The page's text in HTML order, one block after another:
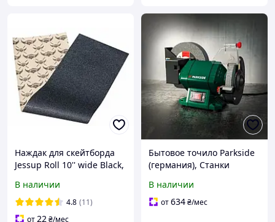
Наждак для скейтборда
Jessup Roll 10'' wide Black,
В наличии
4.8 (11)
от22₴/мес
Бытовое точило Parkside
(германия), Станки
Наждак гриндер,
Точильно шлифовальные
В наличии
от634₴/мес